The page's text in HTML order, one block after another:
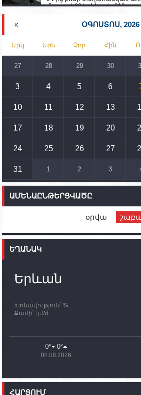
մնացած 20 երեխա և 216
նախարարության
Իրանը կողմ է
տրանսպորտային
զարգացմանը, սակայն ոչ՝
սահմանների
15:10 02.10.2023
սպառնալիքները
պատգամավորը Գորիսում է
14:54 02.10.2023
տեղակայված հայկական
ունեն. կիպրոսցի
Ֆրանսիայի ԱԳ նախարարը
պատասխանատուներ կմնան
որոնողափրկարարական
11:03
ՄԱԿ-ի առաքելությունը
Ադրբեջանի փոխվարչապետն
Ստեփանակերտ
10:07 02.10.2023
« ՕԳՈՍՏՈՍ, 2026
Երկ Երե Չոր Հին
27 28 29 30
3 4 5 6
10 11 12 13
17 18 19 20
24 25 26 27
31 1 2 3
ԱՄԵՆԱԸՆԹԵՐՑՎԱԾԸ
օրվա
ԵՂԱՆԱԿ
Երևան
Խոնավություն՝ %
Քամի՝ կմ/ժ
0° 0°
08.08.2026
ՀԱՐՑՈՒՄ